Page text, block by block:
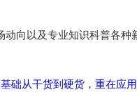
向以及专业知识科普各